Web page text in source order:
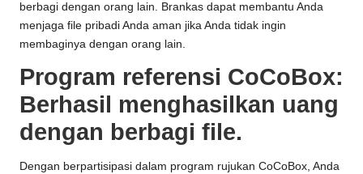
berbagi dengan orang lain. Brankas dapat membantu Anda
menjaga file pribadi Anda aman jika Anda tidak ingin
membaginya dengan orang lain.
Program referensi CoCoBox:
Berhasil menghasilkan uang
dengan berbagi file.
Dengan berpartisipasi dalam program rujukan CoCoBox, Anda